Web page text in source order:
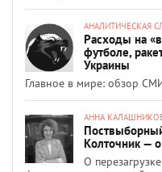
АНАЛИТИЧЕСКАЯ
Расходы на
футболе,
Украины
Главное в мире: обзор
АННА
Колточник —
О